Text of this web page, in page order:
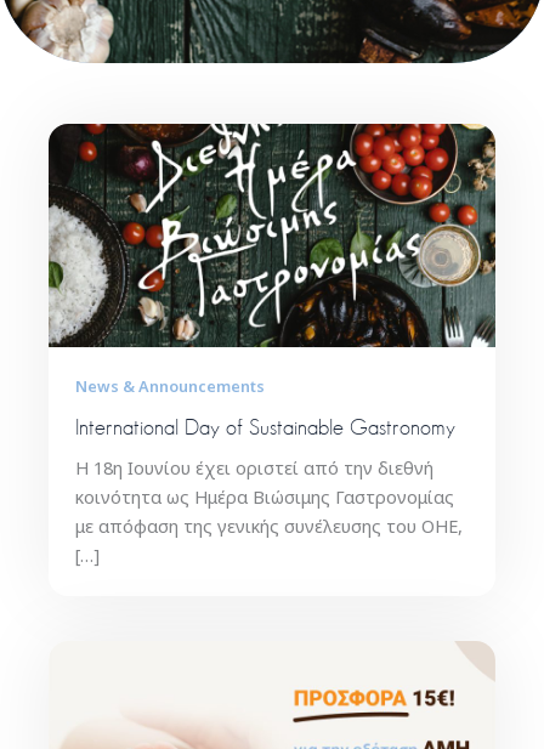
News & Announcements
International Day of Sustainable Gastronomy
H 18η Ιουνίου έχει οριστεί από την διεθνή
κοινότητα ως Ημέρα Βιώσιμης Γαστρονομίας
με απόφαση της γενικής συνέλευσης του ΟΗΕ,
[…]